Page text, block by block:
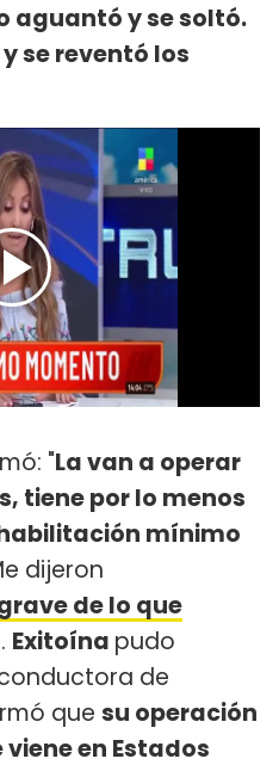
aguantó y se soltó.
se reventó los
"La van a operar
tiene por lo menos
mínimo
dijeron
de lo que
Exitoína pudo
de
que su operación
en Estados